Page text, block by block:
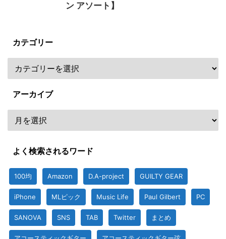
ン アソート】
カテゴリー
アーカイブ
よく検索されるワード
100均 Amazon D.A-project GUILTY GEAR
iPhone MLピック Music Life Paul Gilbert PC
SANOVA SNS TAB Twitter まとめ